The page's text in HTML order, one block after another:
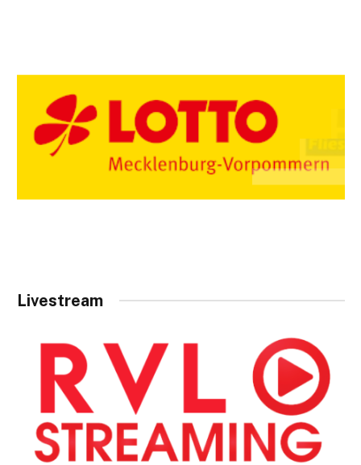
Livestream